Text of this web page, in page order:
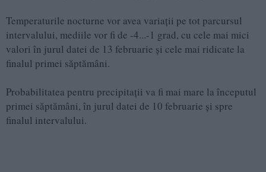
Temperaturile nocturne vor avea variații pe tot parcursul
intervalului, mediile vor fi de -4...-1 grad, cu cele mai mici
valori în jurul datei de 13 februarie și cele mai ridicate la
finalul primei săptămâni.
Probabilitatea pentru precipitații va fi mai mare la începutul
primei săptămâni, în jurul datei de 10 februarie și spre
finalul intervalului.